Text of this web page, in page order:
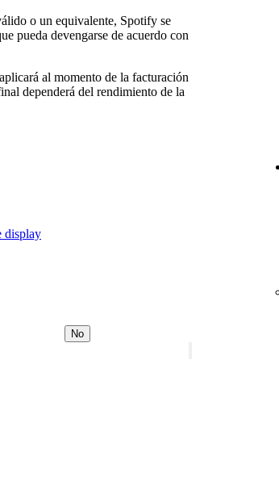
o un equivalente, Spotify se
pueda devengarse de acuerdo con
al momento de la facturación
dependerá del rendimiento de la
display
No